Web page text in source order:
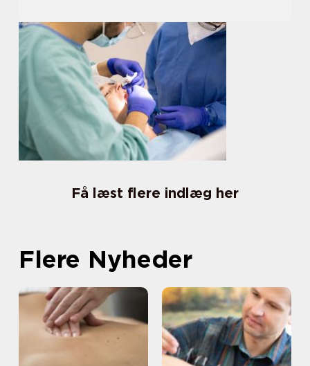
Få læst flere indlæg her
Flere Nyheder